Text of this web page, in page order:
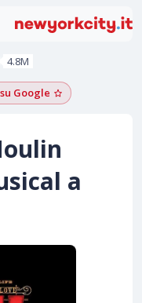
- Instagram
4.8M
Google Aggiungi
a